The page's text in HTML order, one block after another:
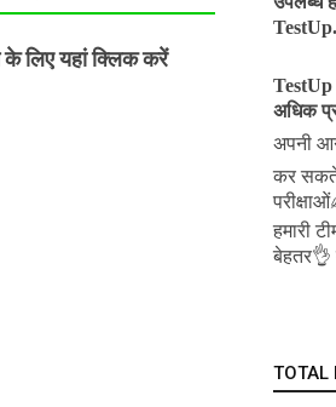
लिए यहां क्लिक करें
TestUp
अधिक
अपनी
कर
हमारी
बेहतर👌
TOTAL